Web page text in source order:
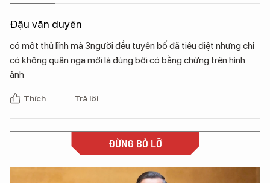
Đậu văn duyên
có môt thủ lĩnh mà 3người đều tuyên bố đã tiêu diệt nhưng chỉ
có không quân nga mới là đúng bởi có bằng chứng trên hình
ảnh
Thích Trả lời
ĐỪNG BỎ LỠ